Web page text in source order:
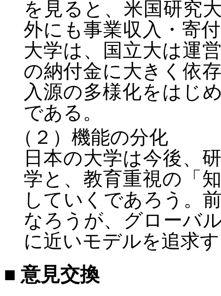
を見ると、米国研究
外にも事業収入・寄
大学は、国立大は運
の納付金に大きく依
入源の多様化をはじ
である。
（２）機能の分化
日本の大学は今後、
学と、教育重視の「
していくであろう。
なろうが、グローバ
に近いモデルを追求
■ 意見交換